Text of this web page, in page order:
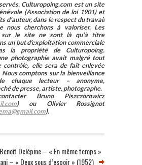
Culturopoing.com est un site
(Association de loi 1901) et
d’auteur, dans le respect du travail
nous cherchons à valoriser. Les
sur le site ne sont là qu’à titre
un but d’exploitation commerciale
la propriété de Culturopoing.
photographie avait malgré tout
contrôle, elle sera de fait enlevée
comptons sur la bienveillance
chaque lecteur – anonyme,
de presse, artiste, photographe.
Bruno Piszczorowicz
) ou Olivier Rossignot
).
Delépine – « En même temps »
– « Deux sous d’espoir » (1952)